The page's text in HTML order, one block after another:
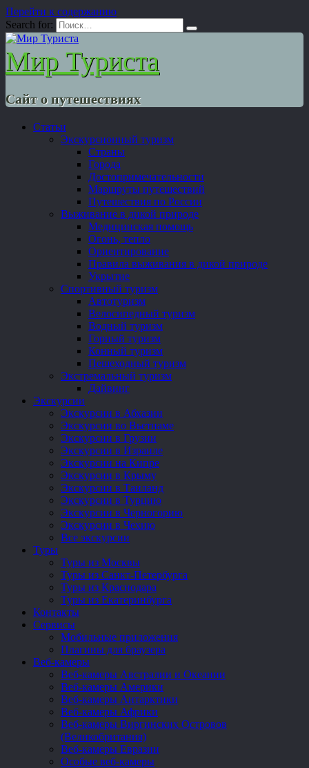
Перейти к содержанию
Search for:
Мир Туриста
Сайт о путешествиях
Статьи
Экскурсионный туризм
Страны
Города
Достопримечательности
Маршруты путешествий
Путешествия по России
Выживание в дикой природе
Медицинская помощь
Огонь, тепло
Ориентирование
Правила выживания в дикой природе
Укрытие
Спортивный туризм
Автотуризм
Велосипедный туризм
Водный туризм
Горный туризм
Конный туризм
Пешеходный туризм
Экстремальный туризм
Дайвинг
Экскурсии
Экскурсии в Абхазии
Экскурсии во Вьетнаме
Экскурсии в Грузии
Экскурсии в Израиле
Экскурсии на Кипре
Экскурсии в Крыму
Экскурсии в Таиланд
Экскурсии в Турцию
Экскурсии в Черногорию
Экскурсии в Чехию
Все экскурсии
Туры
Туры из Москвы
Туры из Санкт-Петербурга
Туры из Краснодара
Туры из Екатеринбурга
Контакты
Сервисы
Мобильные приложения
Плагины для браузера
Веб-камеры
Веб-камеры Австралии и Океании
Веб-камеры Америки
Веб-камеры Антарктики
Веб-камеры Африки
Веб-камеры Виргинских Островов
(Великобритания)
Веб-камеры Евразии
Особые веб-камеры